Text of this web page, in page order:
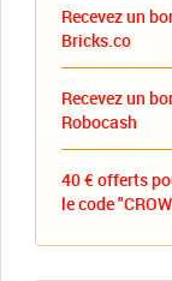
Recevez un
Bricks.co
Recevez un
Robocash
40 € offerts
le code